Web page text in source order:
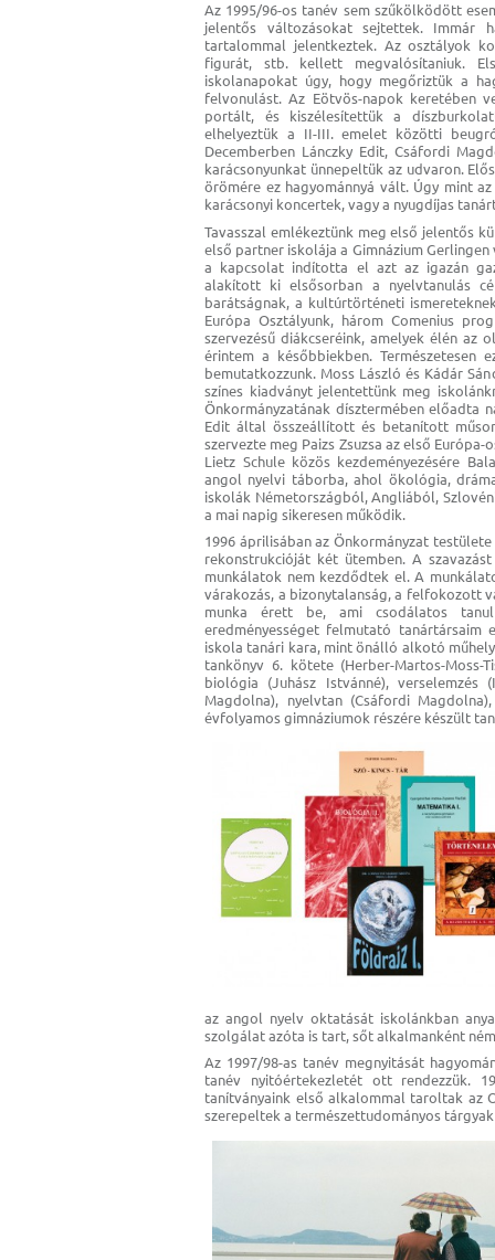
Az 1995/96-os tanév sem szűkölködött
jelentős változásokat sejtettek. Immár
tartalommal jelentkeztek. Az osztályok
figurát, stb. kellett megvalósítaniuk.
iskolanapokat úgy, hogy megőriztük a
felvonulást. Az Eötvös-napok keretében
portált, és kiszélesítettük a
elhelyeztük a II-III. emelet közötti
Decemberben Lánczky Edit, Csáfordi
karácsonyunkat ünnepeltük az udvaron.
örömére ez hagyománnyá vált. Úgy mint
karácsonyi koncertek, vagy a nyugdíjas
Tavasszal emlékeztünk meg első jelentős
első partner iskolája a Gimnázium
a kapcsolat indította el azt az igazán
alakított ki elsősorban a nyelvtanulás
barátságnak, a kultúrtörténeti
Európa Osztályunk, három Comenius
szervezésű diákcseréink, amelyek élén
érintem a későbbiekben.
bemutatkozzunk. Moss László és Kádár
színes kiadványt jelentettünk meg
Önkormányzatának dísztermében előadta
Edit által összeállított és betanított
szervezte meg Paizs Zsuzsa az első
Lietz Schule közös kezdeményezésére
angol nyelvi táborba, ahol ökológia,
iskolák Németországból, Angliából,
a mai napig sikeresen működik.
1996 áprilisában az Önkormányzat
rekonstrukcióját két ütemben. A
munkálatok nem kezdődtek el. A
várakozás, a bizonytalanság, a felfokozott
munka érett be, ami csodálatos
eredményességet felmutató
iskola tanári kara, mint önálló alkotó
tankönyv 6. kötete (Herber-Martos-Moss-
biológia (Juhász Istvánné), verselemzés
Magdolna), nyelvtan (Csáfordi
évfolyamos gimnáziumok részére készült
az angol nyelv oktatását iskolánkban
szolgálat azóta is tart, sőt alkalmanként
Az 1997/98-as tanév megnyitását
tanév nyitóértekezletét ott rendezzük.
tanítványaink első alkalommal taroltak az
szerepeltek a természettudományos